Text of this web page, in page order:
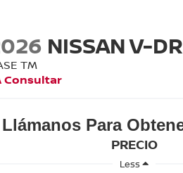
NISSAN V-
TM
Consultar
Llámanos Para
PRECIO
Less